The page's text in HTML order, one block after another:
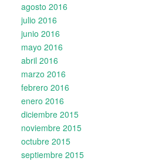
agosto 2016
julio 2016
junio 2016
mayo 2016
abril 2016
marzo 2016
febrero 2016
enero 2016
diciembre 2015
noviembre 2015
octubre 2015
septiembre 2015